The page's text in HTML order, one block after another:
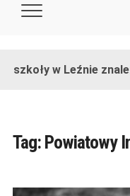
szkoły w Leźnie
Tag: Powiatowy